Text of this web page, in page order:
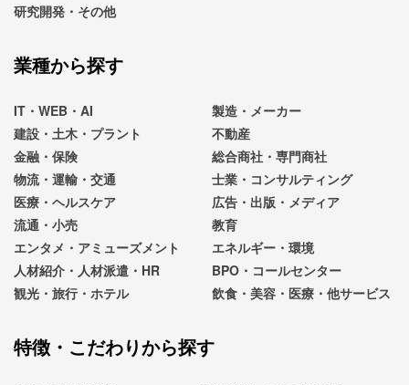
研究開発・その他
業種から探す
IT・WEB・AI
製造・メーカー
建設・土木・プラント
不動産
金融・保険
総合商社・専門商社
物流・運輸・交通
士業・コンサルティング
医療・ヘルスケア
広告・出版・メディア
流通・小売
教育
エンタメ・アミューズメント
エネルギー・環境
人材紹介・人材派遣・HR
BPO・コールセンター
観光・旅行・ホテル
飲食・美容・医療・他サービス
特徴・こだわりから探す